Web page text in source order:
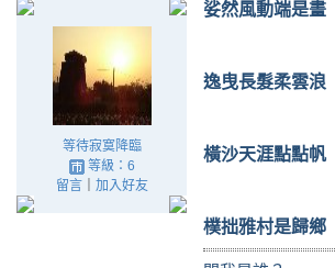
等待寂寞降臨
等級：6
留言｜ 加入好友
娑然風動端是畫
逸曳長髮柔雲浪
橫沙天涯點點帆
樸拙雅村是歸鄉